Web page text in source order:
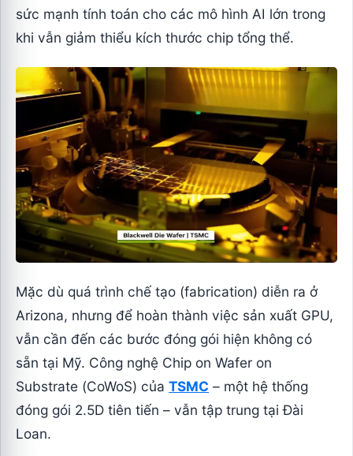
sức mạnh tính toán cho các mô hình AI lớn trong
khi vẫn giảm thiểu kích thước chip tổng thể.
Mặc dù quá trình chế tạo (fabrication) diễn ra ở
Arizona, nhưng để hoàn thành việc sản xuất GPU,
vẫn cần đến các bước đóng gói hiện không có
sẵn tại Mỹ. Công nghệ Chip on Wafer on
Substrate (CoWoS) củaTSMC – một hệ thống
đóng gói 2.5D tiên tiến – vẫn tập trung tại Đài
Loan.